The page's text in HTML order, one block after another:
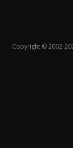
Copyright © 2002-